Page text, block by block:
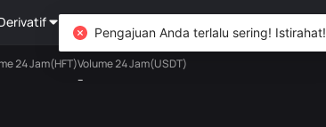
Kekayaan
24 Jam(HFT)Volume 24 Jam(USDT)
--
Pengajuan Anda terlalu sering! Istirahat!